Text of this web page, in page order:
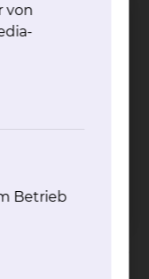
berichtet
und
danach mit
können.
El Sayed
Osteoporose.
von
Betrieb